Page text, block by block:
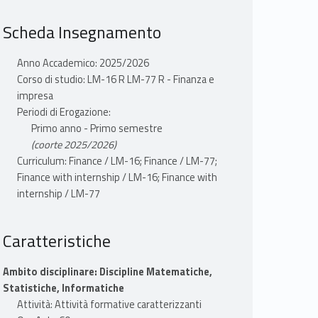
Scheda Insegnamento
Anno Accademico: 2025/2026
Corso di studio: LM-16 R LM-77 R - Finanza e
impresa
Periodi di Erogazione:
Primo anno - Primo semestre
(coorte 2025/2026)
Curriculum: Finance / LM-16; Finance / LM-77;
Finance with internship / LM-16; Finance with
internship / LM-77
Caratteristiche
Ambito disciplinare: Discipline Matematiche,
Statistiche, Informatiche
Attività: Attività formative caratterizzanti